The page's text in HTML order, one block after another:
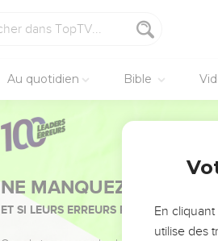
Au quotidien Bible
NE MANQUEZ PAS
ET SI LEURS ERREURS POUVAIENT
En
utilise des